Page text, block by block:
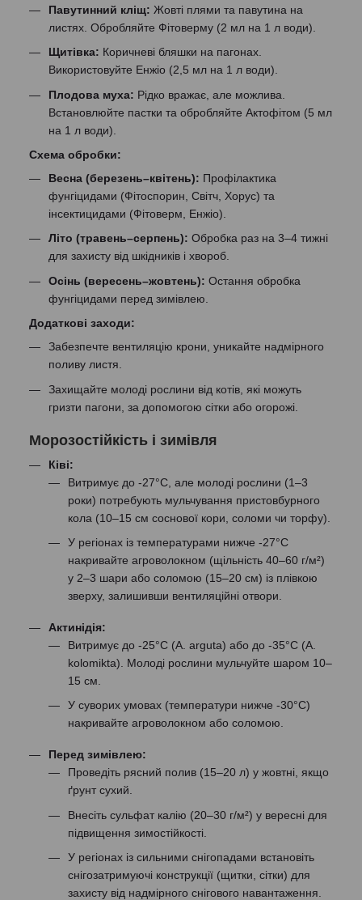
Павутинний кліщ: Жовті плями та павутина на
листях. Обробляйте Фітоверму (2 мл на 1 л води).
Щитівка: Коричневі бляшки на пагонах.
Використовуйте Енжіо (2,5 мл на 1 л води).
Плодова муха: Рідко вражає, але можлива.
Встановлюйте пастки та обробляйте Актофітом (5 мл
на 1 л води).
Схема обробки:
Весна (березень–квітень): Профілактика
фунгіцидами (Фітоспорин, Світч, Хорус) та
інсектицидами (Фітоверм, Енжіо).
Літо (травень–серпень): Обробка раз на 3–4 тижні
для захисту від шкідників і хвороб.
Осінь (вересень–жовтень): Остання обробка
фунгіцидами перед зимівлею.
Додаткові заходи:
Забезпечте вентиляцію крони, уникайте надмірного
поливу листя.
Захищайте молоді рослини від котів, які можуть
гризти пагони, за допомогою сітки або огорожі.
Морозостійкість і зимівля
Ківі:
Витримує до -27°C, але молоді рослини (1–3
роки) потребують мульчування пристовбурного
кола (10–15 см соснової кори, соломи чи торфу).
У регіонах із температурами нижче -27°C
накривайте агроволокном (щільність 40–60 г/м²)
у 2–3 шари або соломою (15–20 см) із плівкою
зверху, залишивши вентиляційні отвори.
Актинідія:
Витримує до -25°C (A. arguta) або до -35°C (A.
kolomikta). Молоді рослини мульчуйте шаром 10–
15 см.
У суворих умовах (температури нижче -30°C)
накривайте агроволокном або соломою.
Перед зимівлею:
Проведіть рясний полив (15–20 л) у жовтні, якщо
ґрунт сухий.
Внесіть сульфат калію (20–30 г/м²) у вересні для
підвищення зимостійкості.
У регіонах із сильними снігопадами встановіть
снігозатримуючі конструкції (щитки, сітки) для
захисту від надмірного снігового навантаження.